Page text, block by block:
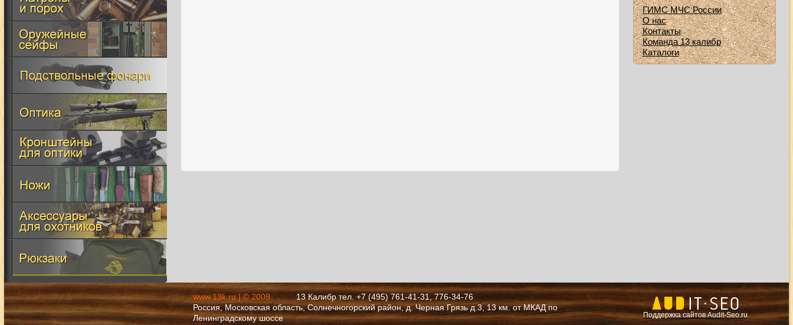
ГИМС МЧС России
О нас
Контакты
Команда 13 калибр
Каталоги
www.13k.ru | © 2009
13 Калибр тел. +7 (495) 761-41-31, 776-34-76
Россия, Московская область, Солнечногорский район, д. Черная Грязь д.3, 13 км. от МКАД по
Ленинградскому шоссе
Поддержка сайтов Audit-Seo.ru